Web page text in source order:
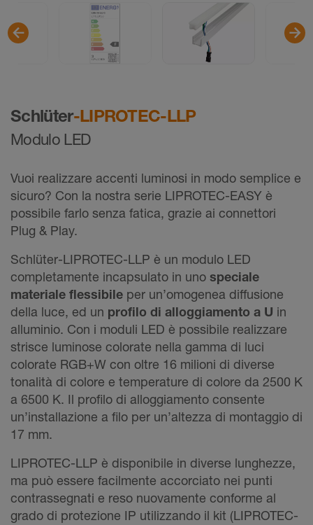
Schlüter-LIPROTEC-LLP
Modulo LED
Vuoi realizzare accenti luminosi in modo semplice e
sicuro? Con la nostra serie LIPROTEC-EASY è
possibile farlo senza fatica, grazie ai connettori
Plug & Play.
Schlüter-LIPROTEC-LLP è un modulo LED
completamente incapsulato in uno speciale
materiale flessibile per un’omogenea diffusione
della luce, ed un profilo di alloggiamento a U in
alluminio. Con i moduli LED è possibile realizzare
strisce luminose colorate nella gamma di luci
colorate RGB+W con oltre 16 milioni di diverse
tonalità di colore e temperature di colore da 2500 K
a 6500 K. Il profilo di alloggiamento consente
un’installazione a filo per un’altezza di montaggio di
17 mm.
LIPROTEC-LLP è disponibile in diverse lunghezze,
ma può essere facilmente accorciato nei punti
contrassegnati e reso nuovamente conforme al
grado di protezione IP utilizzando il kit (LIPROTEC-